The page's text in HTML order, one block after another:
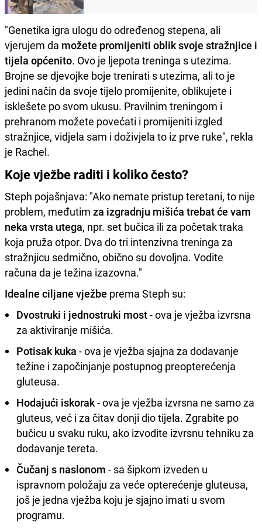
"Genetika igra ulogu do određenog stepena, ali
vjerujem da možete promijeniti oblik svoje stražnjice i
tijela općenito. Ovo je ljepota treninga s utezima.
Brojne se djevojke boje trenirati s utezima, ali to je
jedini način da svoje tijelo promijenite, oblikujete i
isklešete po svom ukusu. Pravilnim treningom i
prehranom možete povećati i promijeniti izgled
stražnjice, vidjela sam i doživjela to iz prve ruke", rekla
je Rachel.
Koje vježbe raditi i koliko često?
Steph pojašnjava: "Ako nemate pristup teretani, to nije
problem, međutim za izgradnju mišića trebat će vam
neka vrsta utega, npr. set bučica ili za početak traka
koja pruža otpor. Dva do tri intenzivna treninga za
stražnjicu sedmično, obično su dovoljna. Vodite
računa da je težina izazovna."
Idealne ciljane vježbe prema Steph su:
Dvostruki i jednostruki most- ova je vježba izvrsna
za aktiviranje mišića.
Potisak kuka - ova je vježba sjajna za dodavanje
težine i započinjanje postupnog preopterećenja
gluteusa.
Hodajući iskorak- ova je vježba izvrsna ne samo za
gluteus, već i za čitav donji dio tijela. Zgrabite po
bučicu u svaku ruku, ako izvodite izvrsnu tehniku ​​za
dodavanje tereta.
Čučanj s naslonom - sa šipkom izveden u
ispravnom položaju za veće opterećenje gluteusa,
još je jedna vježba koju je sjajno imati u svom
programu.